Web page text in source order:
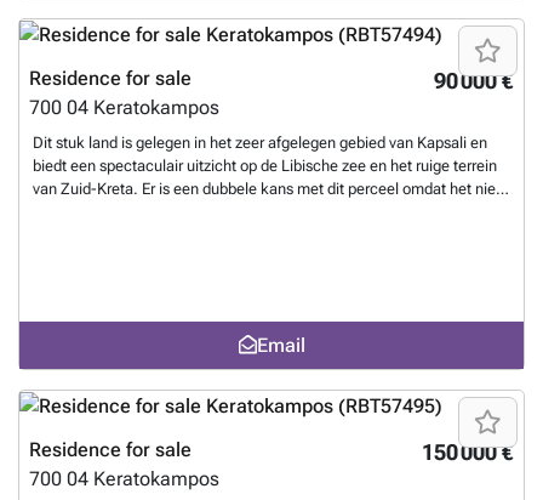
90 000 €
Residence for sale
700 04 Keratokampos
Dit stuk land is gelegen in het zeer afgelegen gebied van Kapsali en
biedt een spectaculair uitzicht op de Libische zee en het ruige terrein
van Zuid-Kreta. Er is een dubbele kans met dit perceel omdat het niet
slechts een paar minuten rijden. De potentiële koper moet dit als een
geweldige investering zien, aangezien de nieuwe internationale
luchthaven in Kasteli op minder dan een half uur rijden van de
omgeving van Kapsali zou liggen.Want to know more?
Email
150 000 €
Residence for sale
700 04 Keratokampos